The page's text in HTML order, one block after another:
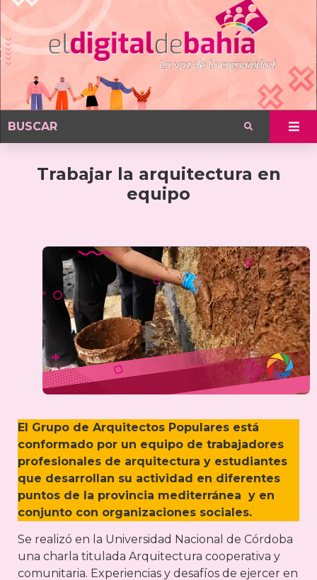
Trabajar la arquitectura en
equipo
El Grupo de Arquitectos Populares está
conformado por un equipo de trabajadores
profesionales de arquitectura y estudiantes
que desarrollan su actividad en diferentes
puntos de la provincia mediterránea y en
conjunto con organizaciones sociales.
Se realizó en la Universidad Nacional de Córdoba
una charla titulada Arquitectura cooperativa y
comunitaria. Experiencias y desafíos de ejercer en